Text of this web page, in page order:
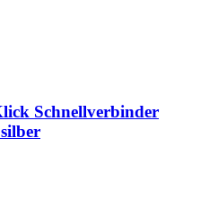
Schnellverbinder